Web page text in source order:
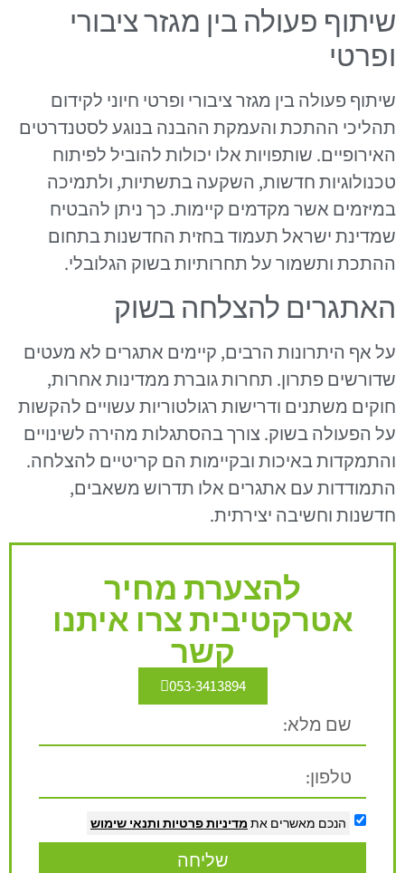
שיתוף פעולה בין מגזר ציבורי
ופרטי
שיתוף פעולה בין מגזר ציבורי ופרטי חיוני לקידום
תהליכי ההתכת והעמקת ההבנה בנוגע לסטנדרטים
האירופיים. שותפויות אלו יכולות להוביל לפיתוח
טכנולוגיות חדשות, השקעה בתשתיות, ולתמיכה
במיזמים אשר מקדמים קיימות. כך ניתן להבטיח
שמדינת ישראל תעמוד בחזית החדשנות בתחום
ההתכת ותשמור על תחרותיות בשוק הגלובלי.
האתגרים להצלחה בשוק
על אף היתרונות הרבים, קיימים אתגרים לא מעטים
שדורשים פתרון. תחרות גוברת ממדינות אחרות,
חוקים משתנים ודרישות רגולטוריות עשויים להקשות
על הפעולה בשוק. צורך בהסתגלות מהירה לשינויים
והתמקדות באיכות ובקיימות הם קריטיים להצלחה.
התמודדות עם אתגרים אלו תדרוש משאבים,
חדשנות וחשיבה יצירתית.
להצערת מחיר
אטרקטיבית צרו איתנו
קשר
053-3413894
הנכם מאשרים את מדיניות פרטיות ותנאי שימוש
שליחה